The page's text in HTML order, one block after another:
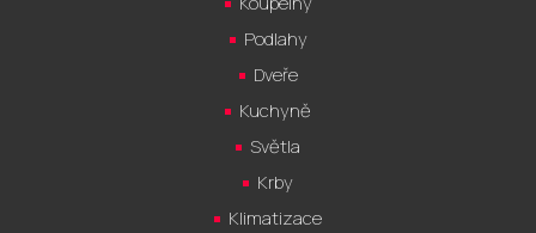
Podlahy
Dveře
Kuchyně
Světla
Krby
Klimatizace